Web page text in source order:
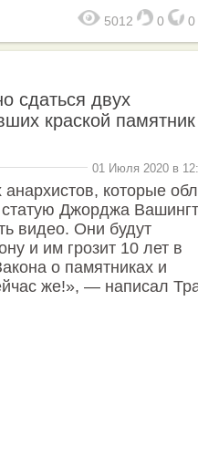
5012 0 0
сдаться двух
краской памятник
01 Июля 2020 в
которые
Джорджа
видео. Они будут
и им грозит 10 лет в
о памятниках и
же!», — написал